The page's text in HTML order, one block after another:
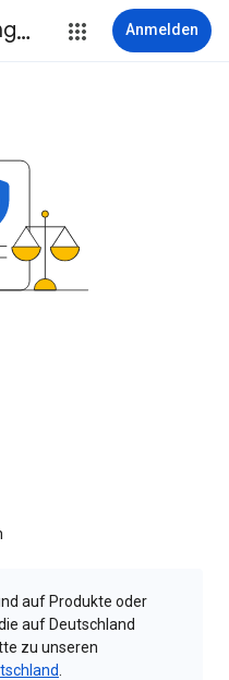
Nutzungsbedingungen Anmelden
auf Produkte oder
auf Deutschland
zu unseren